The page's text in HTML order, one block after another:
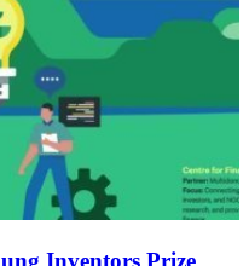
Inventors Prize